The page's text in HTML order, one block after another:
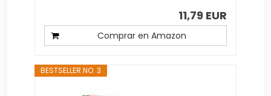
11,79 EUR
Comprar en Amazon
BESTSELLER NO. 3